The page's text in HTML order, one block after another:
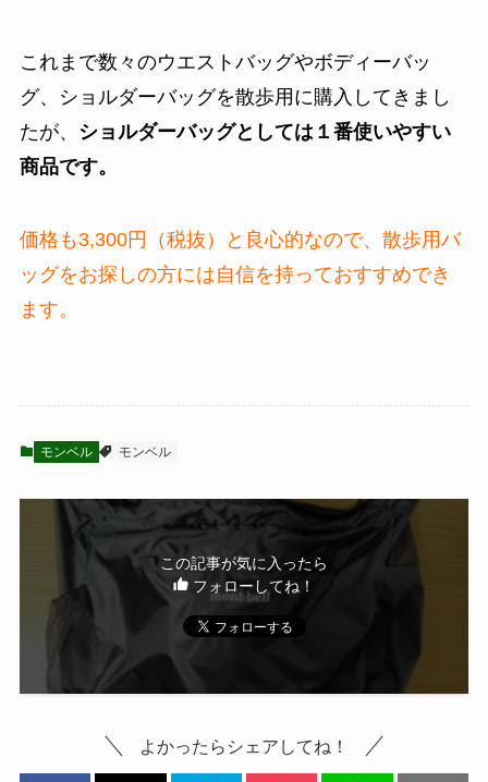
これまで数々のウエストバッグやボディーバッ
グ、ショルダーバッグを散歩用に購入してきまし
たが、 ショルダーバッグとしては１番使いやすい
商品です。
価格も3,300円（税抜）と良心的なので、散歩用バ
ッグをお探しの方には自信を持っておすすめでき
ます。
モンベル モンベル
この記事が気に入ったら
フォローしてね！
よかったらシェアしてね！